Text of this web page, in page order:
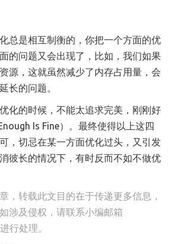
总是相互制衡的，你把一个方面的优
的问题又会出现了，比如，我们如果
源，这就虽然减少了内存占用量，会
长的问题。
化的时候，不能太追求完美，刚刚好
Is Fine）。最终使得以上这四
，切忌在某一方面优化过头，又引发
彼长的情况下，有时反而不如不做优
，转载此文目的在于传递更多信息，
涉及侵权，请联系小编邮箱
进行处理。